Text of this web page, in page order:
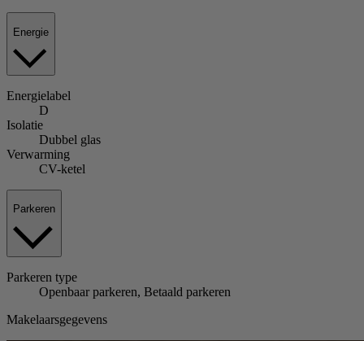
Energie
Energielabel
D
Isolatie
Dubbel glas
Verwarming
CV-ketel
Parkeren
Parkeren type
Openbaar parkeren, Betaald parkeren
Makelaarsgegevens